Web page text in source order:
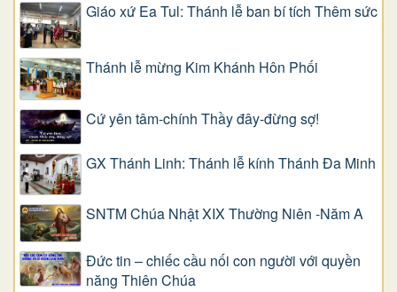
Giáo xứ Ea Tul: Thánh lễ ban bí tích Thêm sức
Thánh lễ mừng Kim Khánh Hôn Phối
Cứ yên tâm-chính Thầy đây-đừng sợ!
GX Thánh Linh: Thánh lễ kính Thánh Đa Minh
SNTM Chúa Nhật XIX Thường Niên -Năm A
Đức tin – chiếc cầu nối con người với quyền
năng Thiên Chúa